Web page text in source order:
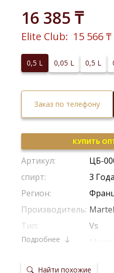
16 385 ₸
Elite Club: 15 566₸
0,5 L 0,05 L 0,5 L
Заказ по телефону
КУПИТЬ
Артикул:
ЦБ-
спирт:
3 Года
Регион:
Производитель:
Тип:
Vs
Бренд:
Подробнее
Найти похожие